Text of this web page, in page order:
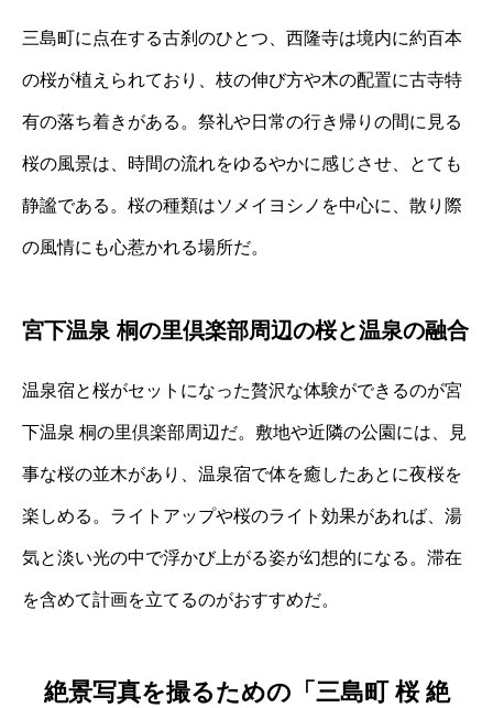
三島町に点在する古刹のひとつ、西隆寺は境内に約百本
の桜が植えられており、枝の伸び方や木の配置に古寺特
有の落ち着きがある。祭礼や日常の行き帰りの間に見る
桜の風景は、時間の流れをゆるやかに感じさせ、とても
静謐である。桜の種類はソメイヨシノを中心に、散り際
の風情にも心惹かれる場所だ。
宮下温泉 桐の里倶楽部周辺の桜と温泉の融合
温泉宿と桜がセットになった贅沢な体験ができるのが宮
下温泉 桐の里倶楽部周辺だ。敷地や近隣の公園には、見
事な桜の並木があり、温泉宿で体を癒したあとに夜桜を
楽しめる。ライトアップや桜のライト効果があれば、湯
気と淡い光の中で浮かび上がる姿が幻想的になる。滞在
を含めて計画を立てるのがおすすめだ。
絶景写真を撮るための「三島町 桜 絶